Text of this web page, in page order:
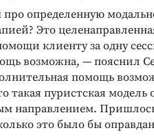
определенную
Это
клиенту за одну
возможна, — пояснил
помощь
такая пуристская
направлением.
это было бы